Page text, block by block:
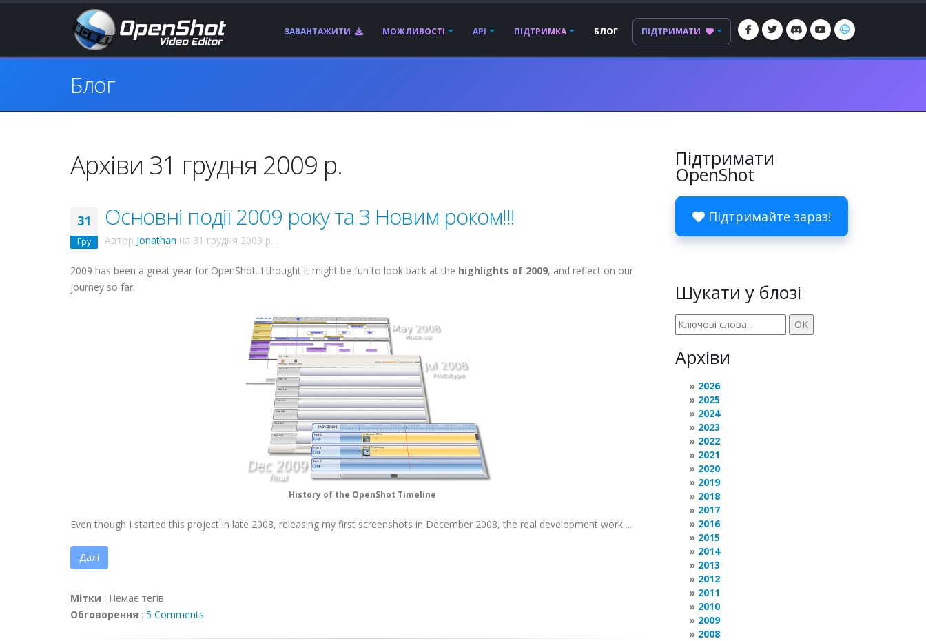
ЗАВАНТАЖИТИ МОЖЛИВОСТІ API ПІДТРИМКА БЛОГ ПІДТРИМАТИ
Блог
Архіви 31 грудня 2009 р.
31
Гру
Основні події 2009 року та З Новим роком!!!
Автор Jonathan на 31 грудня 2009 р. .
2009 has been a great year for OpenShot. I thought it might be fun to look back at the highlights of 2009, and reflect on our
journey so far.
History of the OpenShot Timeline
Even though I started this project in late 2008, releasing my first screenshots in December 2008, the real development work ...
Далі
Мітки : Немає тегів
Обговорення : 5 Comments
Підтримати
OpenShot
Підтримайте зараз!
Шукати у блозі
Архіви
2026
2025
2024
2023
2022
2021
2020
2019
2018
2017
2016
2015
2014
2013
2012
2011
2010
2009
2008